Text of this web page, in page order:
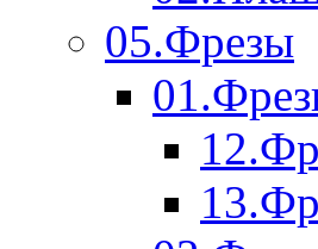
05.Фрезы